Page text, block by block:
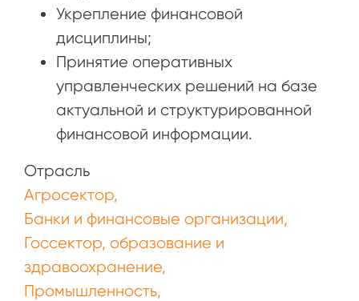
Укрепление финансовой
дисциплины;
Принятие оперативных
управленческих решений на базе
актуальной и структурированной
финансовой информации.
Отрасль
Агросектор
Банки и финансовые организации
Госсектор, образование и
здравоохранение
Промышленность